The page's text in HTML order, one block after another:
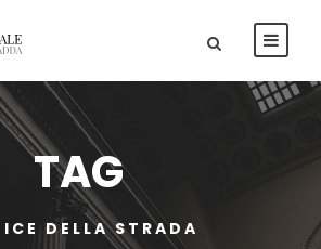
TAG
DELLA STRADA